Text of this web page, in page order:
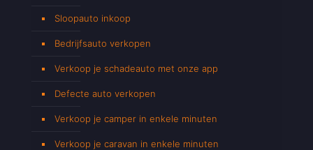
Sloopauto inkoop
Bedrijfsauto verkopen
Verkoop je schadeauto met onze app
Defecte auto verkopen
Verkoop je camper in enkele minuten
Verkoop je caravan in enkele minuten